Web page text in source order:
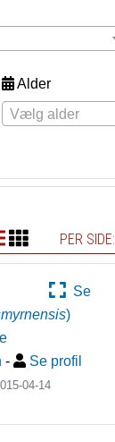
Alder
Vælg alder
PER SIDE:
Se
)
- Se profil
04-14